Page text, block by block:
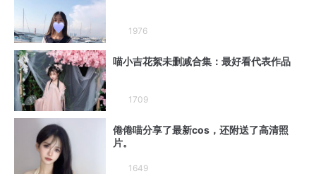
1976
喵小吉花絮未删减合集：最好看代表作品
1709
倦倦喵分享了最新cos，还附送了高清照
片。
1649